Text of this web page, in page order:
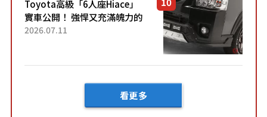
Toyota高級「6人座Hiace」
實車公開！ 強悍又充滿魄力的
「全黑設計」搭配特別「豪華
2026.07.11
看更多